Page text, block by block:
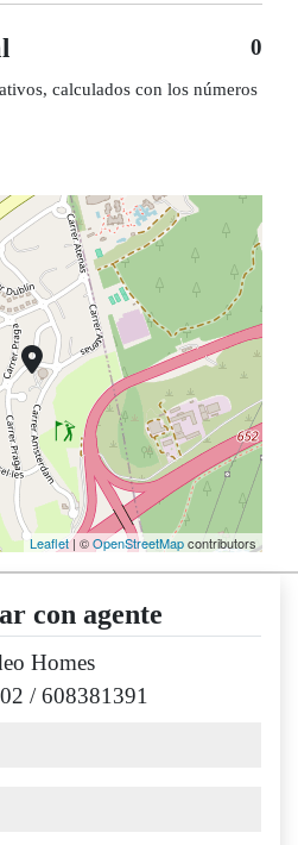
0
calculados con los números
Leaflet| ©OpenStreetMapcontributors
con agente
Homes
/608381391